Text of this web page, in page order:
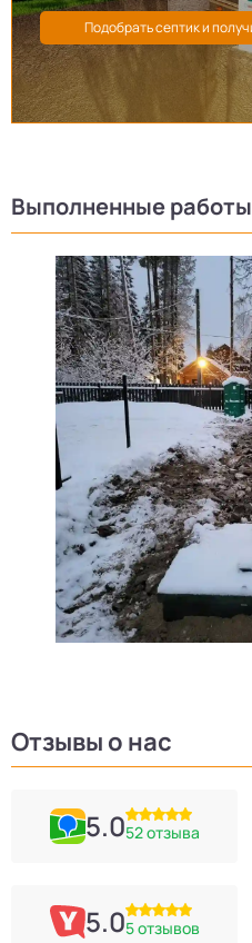
Выполненные работы
Отзывы о нас
5.052 отзыва
5.05 отзывов